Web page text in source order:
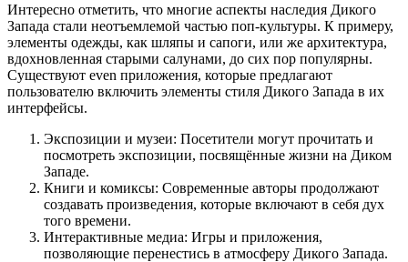
Интересно отметить, что многие аспекты наследия Дикого
Запада стали неотъемлемой частью поп-культуры. К примеру,
элементы одежды, как шляпы и сапоги, или же архитектура,
вдохновленная старыми салунами, до сих пор популярны.
Существуют even приложения, которые предлагают
пользователю включить элементы стиля Дикого Запада в их
интерфейсы.
Экспозиции и музеи: Посетители могут прочитать и
посмотреть экспозиции, посвящённые жизни на Диком
Западе.
Книги и комиксы: Современные авторы продолжают
создавать произведения, которые включают в себя дух
того времени.
Интерактивные медиа: Игры и приложения,
позволяющие перенестись в атмосферу Дикого Запада.